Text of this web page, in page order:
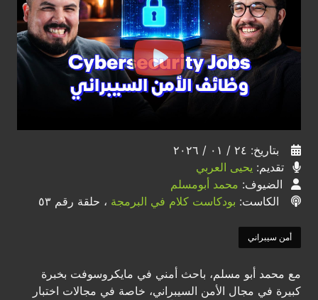
بتاريخ: ٢٤ / ٠١ / ٢٠٢٦
تقديم: يحيى العربي
الضيوف: محمد أبومسلم
الكاست: بودكاست كلام في البرمجة ، حلقة رقم ٥٣
أمن سيبراني
مع محمد أبو مسلم، باحث أمني في مايكروسوفت بخبرة
كبيرة في مجال الأمن السيبراني، خاصة في مجالات اختبار